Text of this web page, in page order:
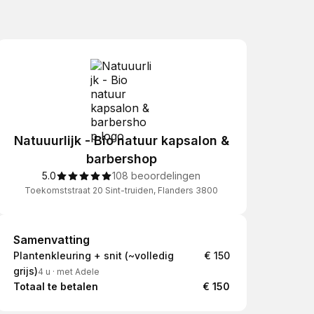
Natuuurlijk - Bio natuur kapsalon &
barbershop
5.0 108 beoordelingen
Toekomststraat 20 Sint-truiden, Flanders 3800
Samenvatting
Samenvatting
Plantenkleuring + snit (~volledig
grijs)4 u · met Adele
€ 150
Totaal te betalen € 150